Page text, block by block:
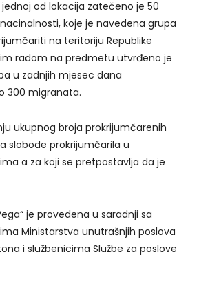
od lokacija zatečeno je 50
koje je navedena grupa
na teritoriju Republike
radom na predmetu utvrđeno je
u zadnjih mjesec dana
300 migranata.
ukupnog broja prokrijumčarenih
slobode prokrijumčarila u
a za koji se pretpostavlja da je
je provedena u saradnji sa
Ministarstva unutrašnjih poslova
i službenicima Službe za poslove